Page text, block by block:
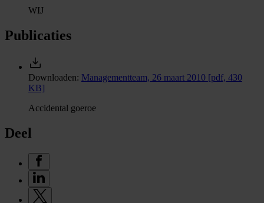
WIJ
Publicaties
Downloaden: Managementteam, 26 maart 2010 [pdf, 430
KB]
Accidental goeroe
Deel